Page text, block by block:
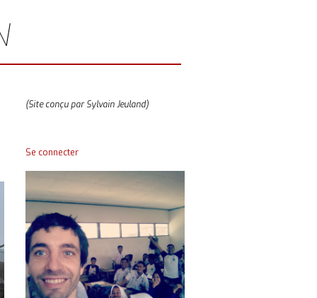
(Site conçu par Sylvain Jeuland)
Se connecter